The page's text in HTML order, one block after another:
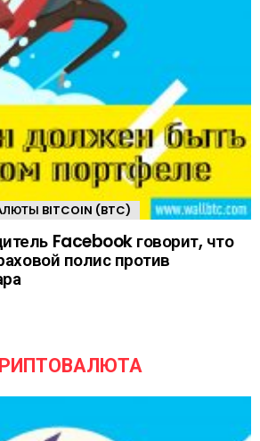
BITCOIN (BTC)
Facebook говорит, что
полис против